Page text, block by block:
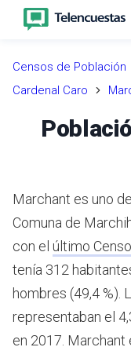
Censos de Población
Cardenal Caro
Marchant es uno
Comuna de
con el último
tenía 312
hombres (49,4 %).
representaban el
en 2017. Marchant